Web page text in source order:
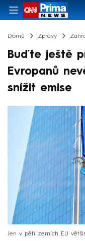
Domů Zprávy
Buďte ještě
Evropanů
snížit emise
Jen v pěti zemích EU